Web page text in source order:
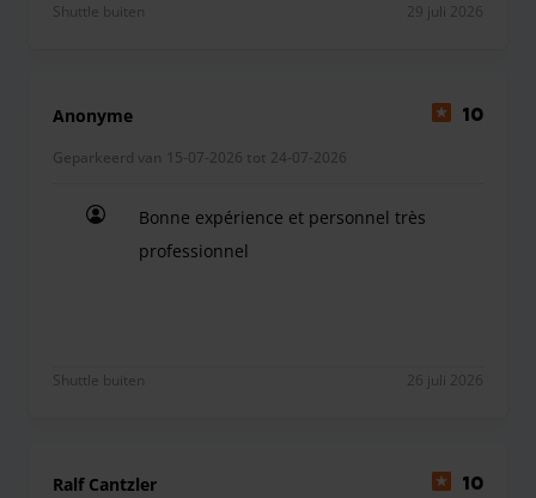
Shuttle buiten 29 juli 2026
Anonyme 10
Geparkeerd van 15-07-2026 tot 24-07-2026
Bonne expérience et personnel très
professionnel
Shuttle buiten 26 juli 2026
Ralf Cantzler 10